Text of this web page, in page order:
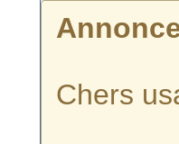
Chers